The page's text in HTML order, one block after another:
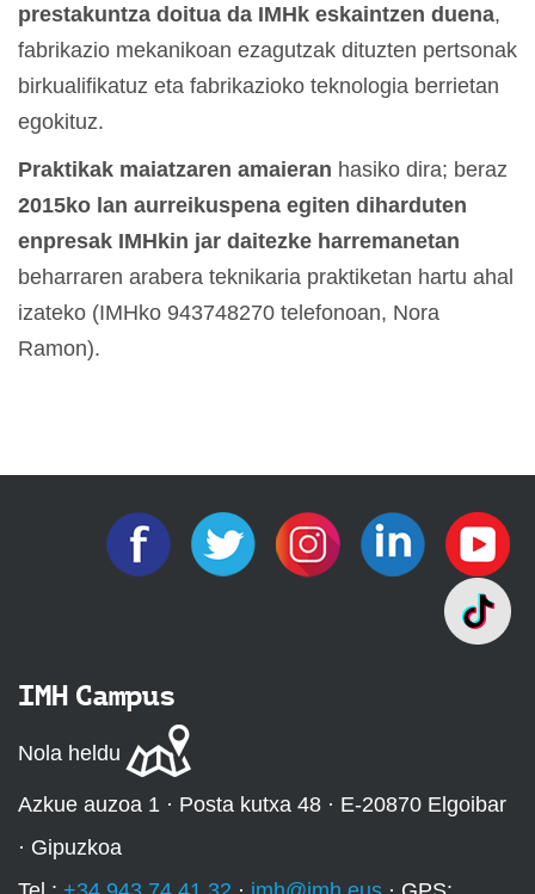
prestakuntza doitua da IMHk eskaintzen duena,
fabrikazio mekanikoan ezagutzak dituzten pertsonak
birkualifikatuz eta fabrikazioko teknologia berrietan
egokituz.
Praktikak maiatzaren amaieran hasiko dira; beraz
2015ko lan aurreikuspena egiten diharduten
enpresak IMHkin jar daitezke harremanetan
beharraren arabera teknikaria praktiketan hartu ahal
izateko (IMHko 943748270 telefonoan, Nora
Ramon).
IMH Campus
Nola heldu
Azkue auzoa 1 · Posta kutxa 48 · E-20870 Elgoibar
· Gipuzkoa